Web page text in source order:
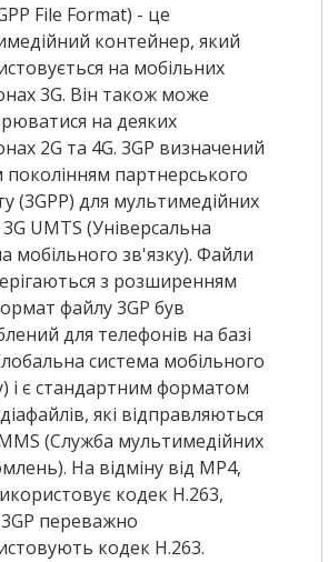
File Format) - це
контейнер, який
на мобільних
3G. Він також може
на деяких
2G та 4G. 3GP визначений
поколінням партнерського
(3GPP) для мультимедійних
3G UMTS (Універсальна
мобільного зв'язку). Файли
з розширенням
файлу 3GP був
для телефонів на базі
система мобільного
і є стандартним форматом
які відправляються
(Служба мультимедійних
На відміну від MP4,
кодек H.263,
переважно
кодек H.263.